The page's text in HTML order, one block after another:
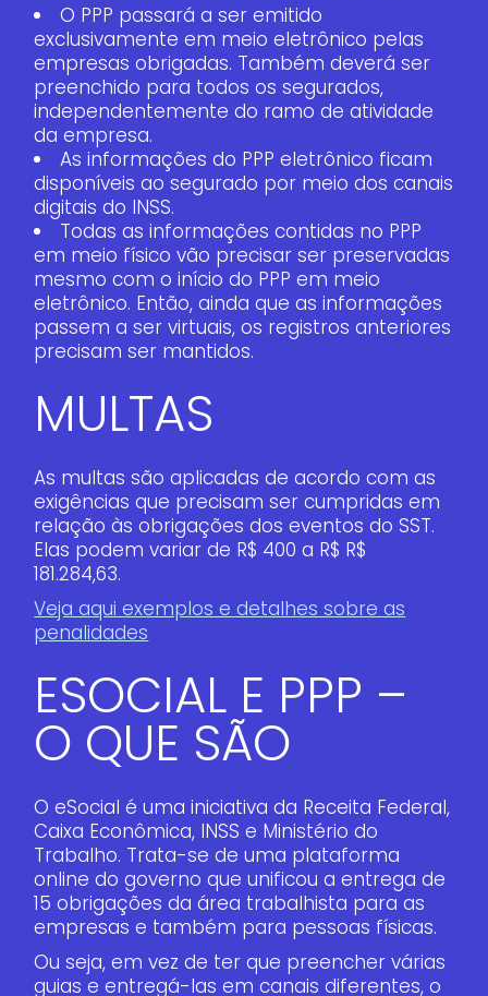
O PPP passará a ser emitido
exclusivamente em meio eletrônico pelas
empresas obrigadas. Também deverá ser
preenchido para todos os segurados,
independentemente do ramo de atividade
da empresa.
As informações do PPP eletrônico ficam
disponíveis ao segurado por meio dos canais
digitais do INSS.
Todas as informações contidas no PPP
em meio físico vão precisar ser preservadas
mesmo com o início do PPP em meio
eletrônico. Então, ainda que as informações
passem a ser virtuais, os registros anteriores
precisam ser mantidos.
MULTAS
As multas são aplicadas de acordo com as
exigências que precisam ser cumpridas em
relação às obrigações dos eventos do SST.
Elas podem variar de R$ 400 a R$ R$
181.284,63.
Veja aqui exemplos e detalhes sobre as
penalidades
ESOCIAL E PPP –
O QUE SÃO
O eSocial é uma iniciativa da Receita Federal,
Caixa Econômica, INSS e Ministério do
Trabalho. Trata-se de uma plataforma
online do governo que unificou a entrega de
15 obrigações da área trabalhista para as
empresas e também para pessoas físicas.
Ou seja, em vez de ter que preencher várias
guias e entregá-las em canais diferentes, o